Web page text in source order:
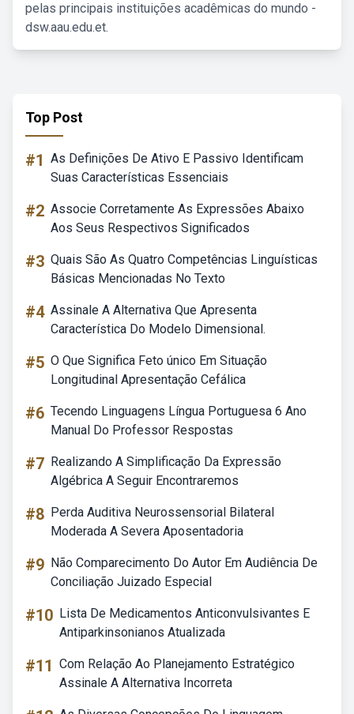
pelas principais instituições acadêmicas do mundo -
dsw.aau.edu.et.
Top Post
#1 As Definições De Ativo E Passivo Identificam
Suas Características Essenciais
#2 Associe Corretamente As Expressões Abaixo
Aos Seus Respectivos Significados
#3 Quais São As Quatro Competências Linguísticas
Básicas Mencionadas No Texto
#4 Assinale A Alternativa Que Apresenta
Característica Do Modelo Dimensional.
#5 O Que Significa Feto único Em Situação
Longitudinal Apresentação Cefálica
#6 Tecendo Linguagens Língua Portuguesa 6 Ano
Manual Do Professor Respostas
#7 Realizando A Simplificação Da Expressão
Algébrica A Seguir Encontraremos
#8 Perda Auditiva Neurossensorial Bilateral
Moderada A Severa Aposentadoria
#9 Não Comparecimento Do Autor Em Audiência De
Conciliação Juizado Especial
#10 Lista De Medicamentos Anticonvulsivantes E
Antiparkinsonianos Atualizada
#11 Com Relação Ao Planejamento Estratégico
Assinale A Alternativa Incorreta